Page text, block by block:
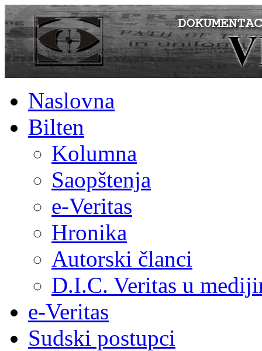
Naslovna
Bilten
Kolumna
Saopštenja
e-Veritas
Hronika
Autorski članci
D.I.C. Veritas u
e-Veritas
Sudski postupci